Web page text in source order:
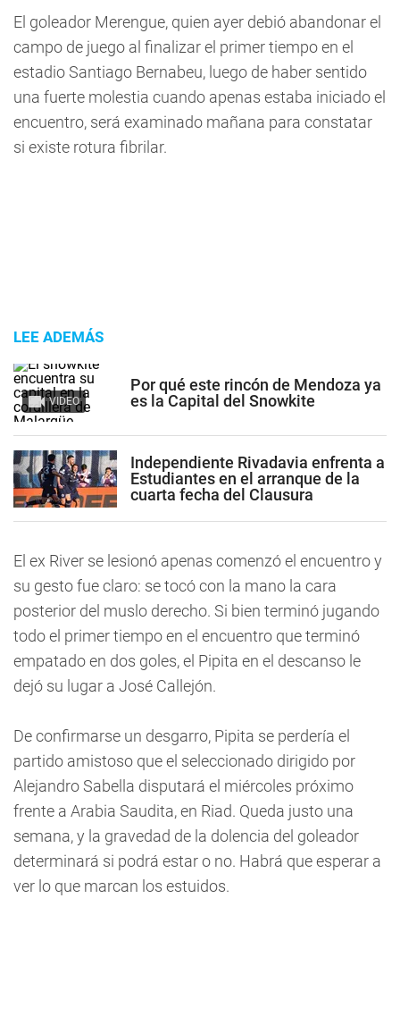
El goleador Merengue, quien ayer debió abandonar el
campo de juego al finalizar el primer tiempo en el
estadio Santiago Bernabeu, luego de haber sentido
una fuerte molestia cuando apenas estaba iniciado el
encuentro, será examinado mañana para constatar
si existe rotura fibrilar.
LEE ADEMÁS
VIDEO
Por qué este rincón de Mendoza ya
es la Capital del Snowkite
Independiente Rivadavia enfrenta a
Estudiantes en el arranque de la
cuarta fecha del Clausura
El ex River se lesionó apenas comenzó el encuentro y
su gesto fue claro: se tocó con la mano la cara
posterior del muslo derecho. Si bien terminó jugando
todo el primer tiempo en el encuentro que terminó
empatado en dos goles, el Pipita en el descanso le
dejó su lugar a José Callejón.
De confirmarse un desgarro, Pipita se perdería el
partido amistoso que el seleccionado dirigido por
Alejandro Sabella disputará el miércoles próximo
frente a Arabia Saudita, en Riad. Queda justo una
semana, y la gravedad de la dolencia del goleador
determinará si podrá estar o no. Habrá que esperar a
ver lo que marcan los estuidos.